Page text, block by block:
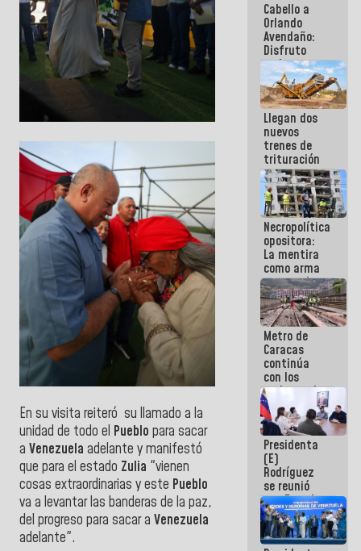
En su visita reiteró su llamado a la
unidad de todo el Pueblo para sacar
a Venezuela adelante y manifestó
que para el estado Zulia "vienen
cosas extraordinarias y este Pueblo
va a levantar las banderas de la paz,
del progreso para sacar a Venezuela
adelante".
Cabello a
Orlando
Avendaño:
Disfruto
cada vez
que escribes
porque lo
que haces
es
embarrarla
Llegan dos
nuevos
trenes de
trituración
para
optimizar
manejo de
escombros
en La Guaira
Necropolítica
opositora:
La mentira
como arma
contra el
Pueblo
Metro de
Caracas
continúa
con los
trabajos de
mantenimiento
e inspección
en la Línea 2
Presidenta
(E)
Rodríguez
se reunió
con Estado
Mayor
Eléctrico
para